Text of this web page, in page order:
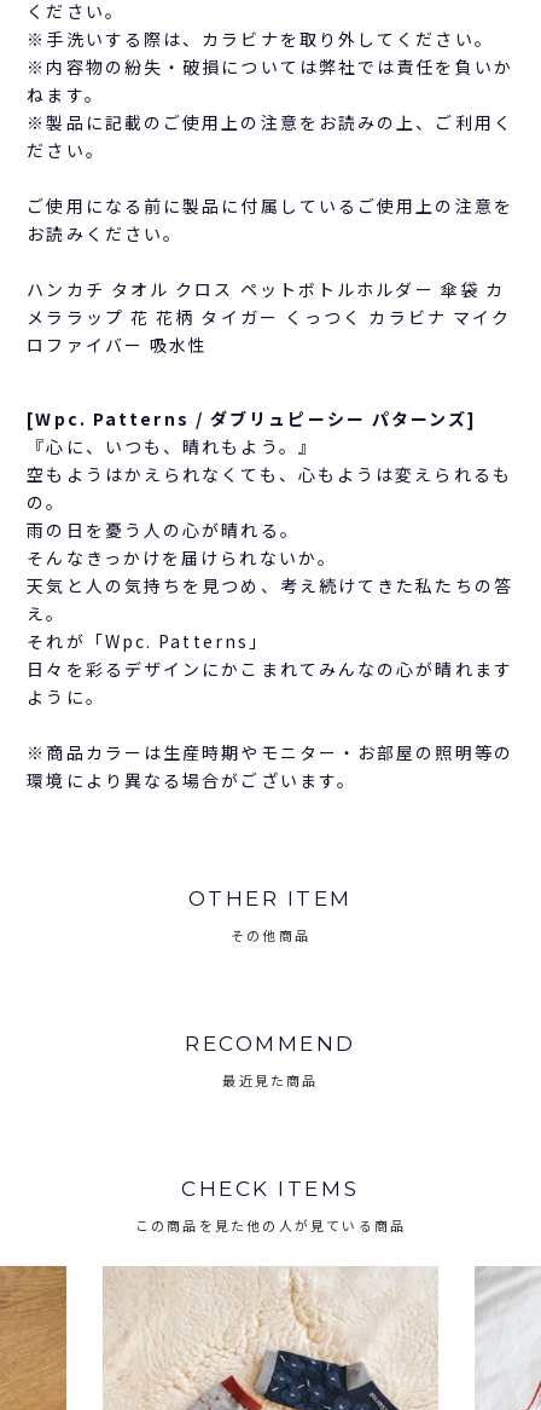
ください。
※手洗いする際は、カラビナを取り外してください。
※内容物の紛失・破損については弊社では責任を負いか
ねます。
※製品に記載のご使用上の注意をお読みの上、ご利用く
ださい。
ご使用になる前に製品に付属しているご使用上の注意を
お読みください。
ハンカチ タオル クロス ペットボトルホルダー 傘袋 カ
メララップ 花 花柄 タイガー くっつく カラビナ マイク
ロファイバー 吸水性
[Wpc. Patterns / ダブリュピーシー パターンズ]
『心に、いつも、晴れもよう。』
空もようはかえられなくても、心もようは変えられるも
の。
雨の日を憂う人の心が晴れる。
そんなきっかけを届けられないか。
天気と人の気持ちを見つめ、考え続けてきた私たちの答
え。
それが「Wpc. Patterns」
日々を彩るデザインにかこまれてみんなの心が晴れます
ように。
※商品カラーは生産時期やモニター・お部屋の照明等の
環境により異なる場合がございます。
OTHER ITEM
その他商品
RECOMMEND
最近見た商品
CHECK ITEMS
この商品を見た他の人が見ている商品